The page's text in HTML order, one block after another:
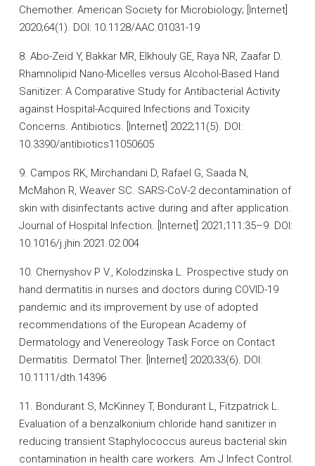
Chemother. American Society for Microbiology; [Internet]
2020;64(1). DOI: 10.1128/AAC.01031-19
8. Abo-Zeid Y, Bakkar MR, Elkhouly GE, Raya NR, Zaafar D.
Rhamnolipid Nano-Micelles versus Alcohol-Based Hand
Sanitizer: A Comparative Study for Antibacterial Activity
against Hospital-Acquired Infections and Toxicity
Concerns. Antibiotics. [Internet] 2022;11(5). DOI:
10.3390/antibiotics11050605
9. Campos RK, Mirchandani D, Rafael G, Saada N,
McMahon R, Weaver SC. SARS-CoV-2 decontamination of
skin with disinfectants active during and after application.
Journal of Hospital Infection. [Internet] 2021;111:35–9. DOI:
10.1016/j.jhin.2021.02.004
10. Chernyshov P V., Kolodzinska L. Prospective study on
hand dermatitis in nurses and doctors during COVID-19
pandemic and its improvement by use of adopted
recommendations of the European Academy of
Dermatology and Venereology Task Force on Contact
Dermatitis. Dermatol Ther. [Internet] 2020;33(6). DOI:
10.1111/dth.14396
11. Bondurant S, McKinney T, Bondurant L, Fitzpatrick L.
Evaluation of a benzalkonium chloride hand sanitizer in
reducing transient Staphylococcus aureus bacterial skin
contamination in health care workers. Am J Infect Control.